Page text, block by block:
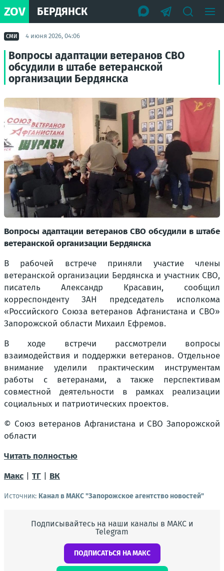
ZOV БЕРДЯНСК
СМИ 4 июня 2026, 04:06
Вопросы адаптации ветеранов СВО
обсудили в штабе ветеранской
организации Бердянска
Вопросы адаптации ветеранов СВО обсудили в штабе
ветеранской организации Бердянска
В рабочей встрече приняли участие члены
ветеранской организации Бердянска и участник СВО,
писатель Александр Красавин, сообщил
корреспонденту ЗАН председатель исполкома
«Российского Союза ветеранов Афганистана и СВО»
Запорожской области Михаил Ефремов.
В ходе встречи рассмотрели вопросы
взаимодействия и поддержки ветеранов. Отдельное
внимание уделили практическим инструментам
работы с ветеранами, а также перспективам
совместной деятельности в рамках реализации
социальных и патриотических проектов.
© Союз ветеранов Афганистана и СВО Запорожской
области
Читать полностью
Макс
ТГ ВК
Источник: Канал в МАКС "Запорожское агентство новостей"
Подписывайтесь на наши каналы в МАКС и
Telegram
ПОДПИСАТЬСЯ НА МАКС